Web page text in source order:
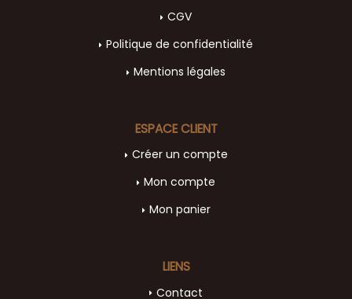
CGV
Politique de confidentialité
Mentions légales
LIENS
Contact
ESPACE CLIENT
Créer un compte
Mon compte
Mon panier